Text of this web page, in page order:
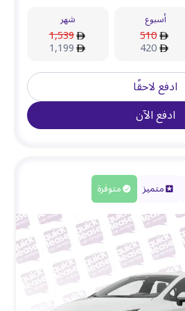
أسبوع
510
420
شهر
1,539
1,199
ادفع لاحقًا
ادفع الآن
متميز متوفرة